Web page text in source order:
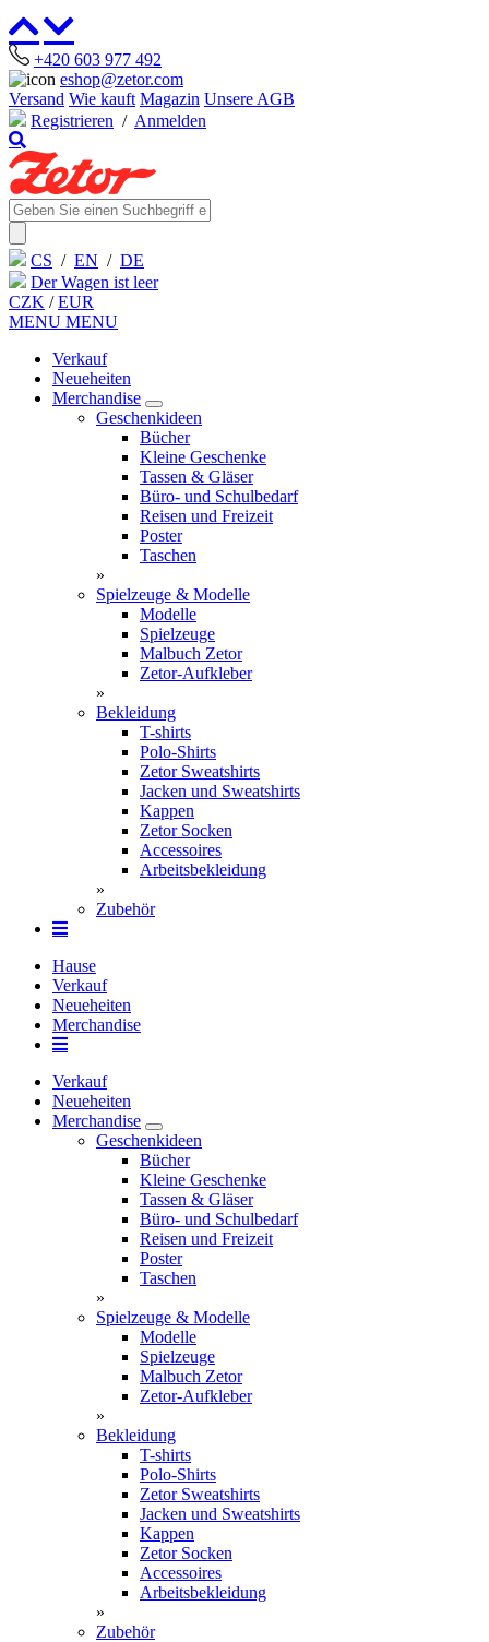
+420 603 977 492
eshop@zetor.com
Versand Wie kauft Magazin Unsere AGB
Registrieren / Anmelden
CS / EN / DE
Der Wagen ist leer
CZK /EUR
MENU MENU
Verkauf
Neueheiten
Merchandise
Geschenkideen
Bücher
Kleine Geschenke
Tassen & Gläser
Büro- und Schulbedarf
Reisen und Freizeit
Poster
Taschen
»
Spielzeuge & Modelle
Modelle
Spielzeuge
Malbuch Zetor
Zetor-Aufkleber
»
Bekleidung
T-shirts
Polo-Shirts
Zetor Sweatshirts
Jacken und Sweatshirts
Kappen
Zetor Socken
Ac­ces­soires
Arbeitsbekleidung
»
Zubehör
Hause
Verkauf
Neueheiten
Merchandise
Verkauf
Neueheiten
Merchandise
Geschenkideen
Bücher
Kleine Geschenke
Tassen & Gläser
Büro- und Schulbedarf
Reisen und Freizeit
Poster
Taschen
»
Spielzeuge & Modelle
Modelle
Spielzeuge
Malbuch Zetor
Zetor-Aufkleber
»
Bekleidung
T-shirts
Polo-Shirts
Zetor Sweatshirts
Jacken und Sweatshirts
Kappen
Zetor Socken
Ac­ces­soires
Arbeitsbekleidung
»
Zubehör